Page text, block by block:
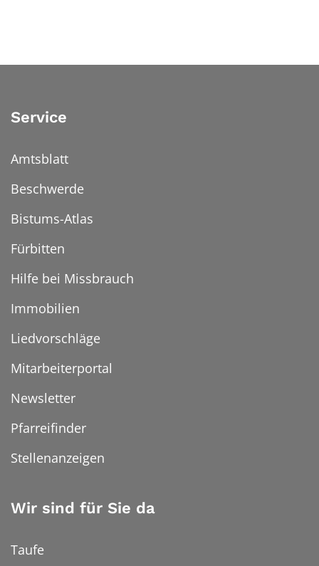
Service
Amtsblatt
Beschwerde
Bistums-Atlas
Fürbitten
Hilfe bei Missbrauch
Immobilien
Liedvorschläge
Mitarbeiterportal
Newsletter
Pfarreifinder
Stellenanzeigen
Wir sind für Sie da
Taufe